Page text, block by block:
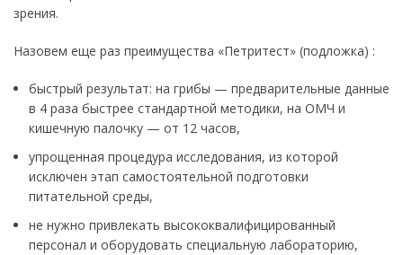
зрения.
Назовем еще раз преимущества «Петритест» (подложка) :
быстрый результат: на грибы — предварительные данные
в 4 раза быстрее стандартной методики, на ОМЧ и
кишечную палочку — от 12 часов,
упрощенная процедура исследования, из которой
исключен этап самостоятельной подготовки
питательной среды,
не нужно привлекать высококвалифицированный
персонал и оборудовать специальную лабораторию,